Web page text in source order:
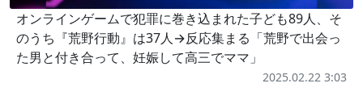
オンラインゲームで犯罪に巻き込まれた子ども89人、そ
のうち『荒野行動』は37人→反応集まる「荒野で出会っ
た男と付き合って、妊娠して高三でママ」
2025.02.22 3:03